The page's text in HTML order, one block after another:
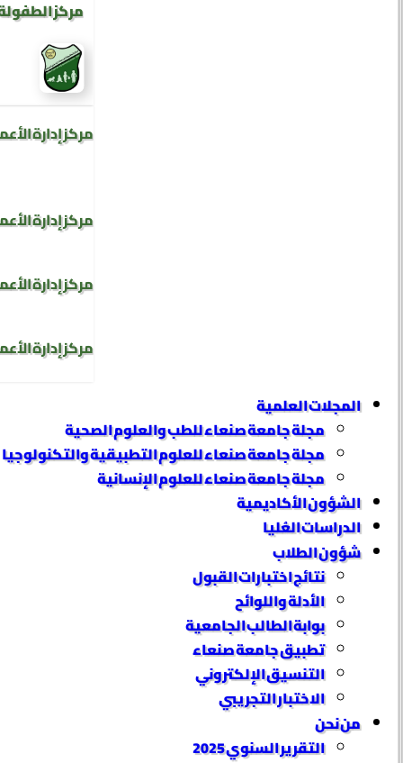
مركز
مركز إدارة
مركز إدارة
مركز إدارة
مركز إدارة
المجلات العلمية
مجلة جامعة صنعاء للطب والعلوم الصحية
مجلة جامعة صنعاء للعلوم التطبيقية والتكنولوجيا
مجلة جامعة صنعاء للعلوم الإنسانية
الشؤون الأكاديمية
الدراسات العُليا
شؤون الطلاب
نتائج اختبارات القبول
الأدلة واللوائح
بوابة الطالب الجامعية
تطبيق جامعة صنعاء
التنسيق الإلكتروني
الاختبار التجريبي
من نحن
التقرير السنوي 2025